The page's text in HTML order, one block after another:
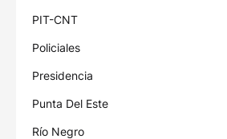
PIT-CNT
Policiales
Presidencia
Punta Del Este
Río Negro